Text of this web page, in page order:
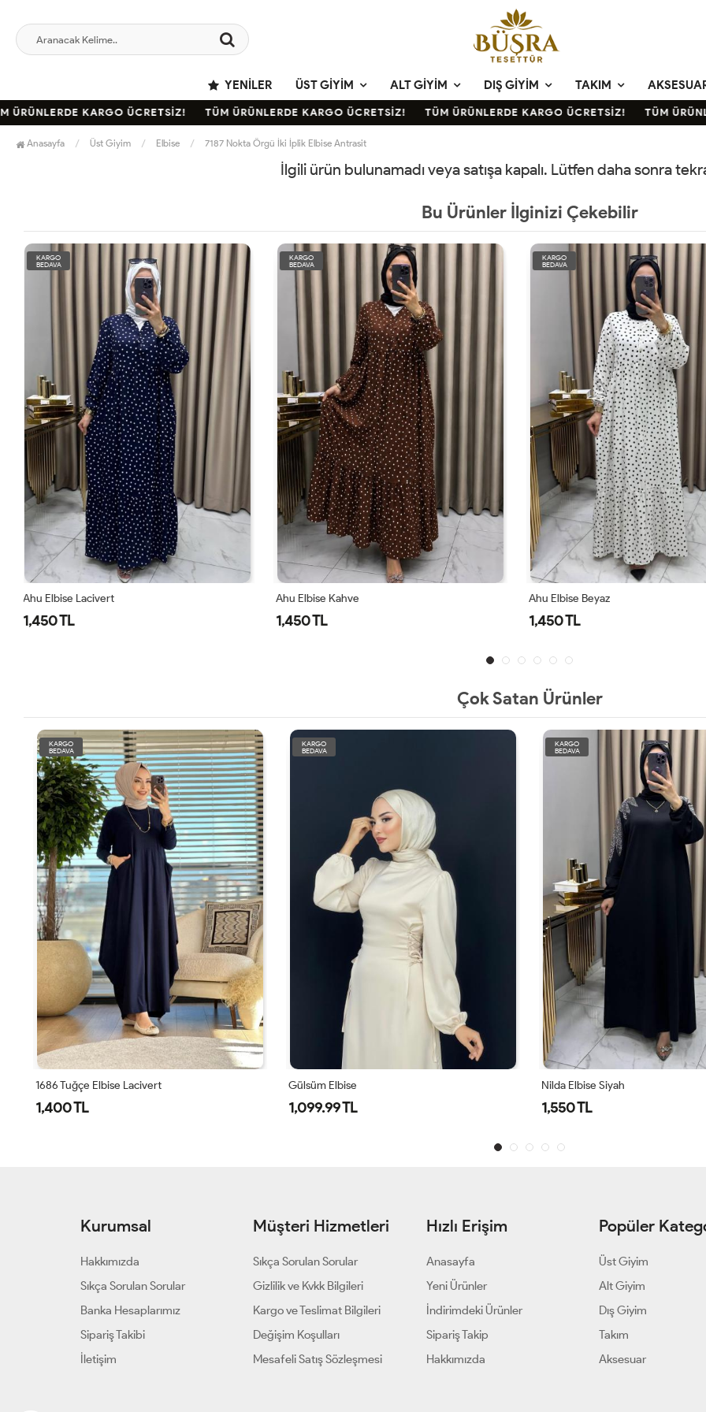
YENILER ÜST GIYIM ALT GIYIM DIŞ GIYIM TAKIM
KARGO ÜCRETSİZ! TÜM ÜRÜNLERDE KARGO ÜCRETSİZ! TÜM ÜRÜNLERDE KARGO ÜCRETSİZ! TÜM
Anasayfa Üst Giyim Elbise 7187 Nokta Örgü İki İplik Elbise Antrasit
İlgili ürün bulunamadı veya satışa kapalı. Lütfen daha sonra
Bu Ürünler İlginizi Çekebilir
KARGO
BEDAVA
Ahu Elbise Kahve
1,450 TL
KARGO
BEDAVA
Ahu Elbise Beyaz
1,450 TL
KARGO
BEDAVA
Ahu Elbise Siyah
1,450 TL
Çok Satan Ürünler
KARGO
BEDAVA
Gülsüm Elbise
1,099.99 TL
KARGO
BEDAVA
Nilda Elbise Siyah
1,550 TL
KARGO
BEDAVA
260176 Hafif Kumaşlı Zarif Yazlık
3,000 TL
Kurumsal
Hakkımızda
Sıkça Sorulan Sorular
Banka Hesaplarımız
Sipariş Takibi
İletişim
Müşteri Hizmetleri
Sıkça Sorulan Sorular
Gizlilik ve Kvkk Bilgileri
Kargo ve Teslimat Bilgileri
Değişim Koşulları
Mesafeli Satış Sözleşmesi
Hızlı Erişim
Anasayfa
Yeni Ürünler
İndirimdeki Ürünler
Sipariş Takip
Hakkımızda
Popüler
Üst Giyim
Alt Giyim
Dış Giyim
Takım
Aksesuar